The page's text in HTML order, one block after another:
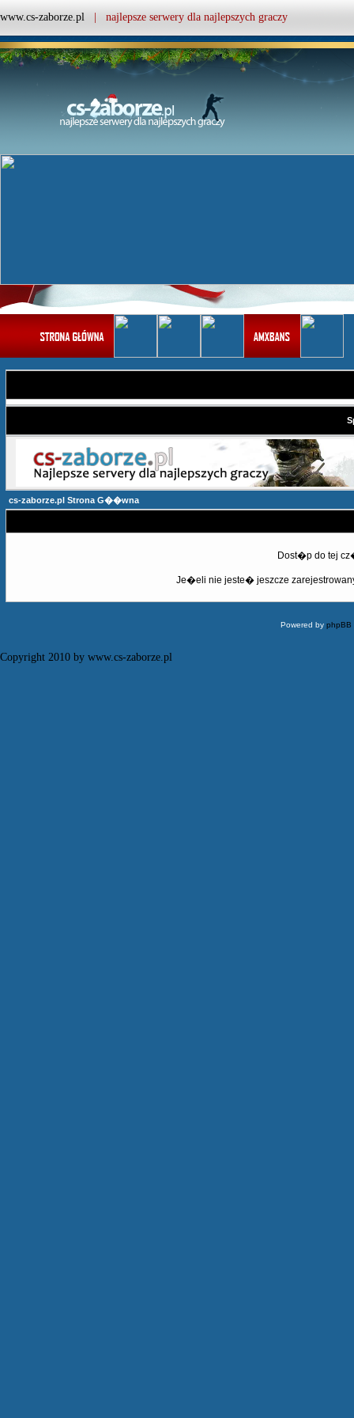
www.cs-zaborze.pl | najlepsze serwery dla najlepszych graczy
cs-zaborze.pl Strona G��wna
Dost�p do tej
Je�eli nie jeste� jeszcze
Powered byphpBB
Copyright 2010 by www.cs-zaborze.pl